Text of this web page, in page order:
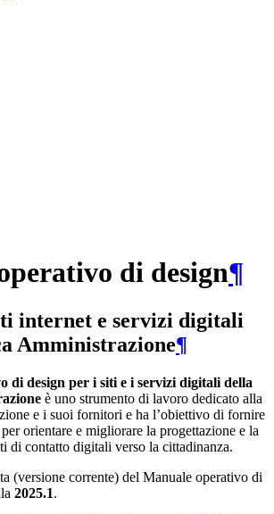
di design¶
internet e servizi digitali
Amministrazione¶
di design per i siti e i servizi digitali della
è uno strumento di lavoro dedicato alla
e i suoi fornitori e ha l’obiettivo di fornire
orientare e migliorare la progettazione e la
di contatto digitali verso la cittadinanza.
(versione corrente) del Manuale operativo di
2025.1.